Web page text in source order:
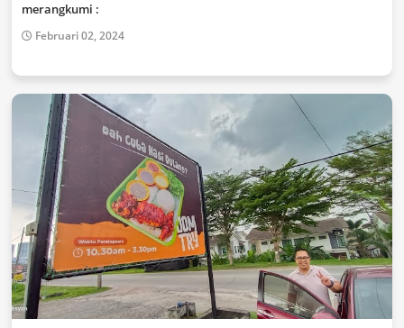
merangkumi :
Februari 02, 2024